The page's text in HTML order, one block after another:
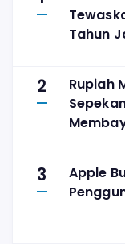
Tahun
2
Rupiah
3
Apple